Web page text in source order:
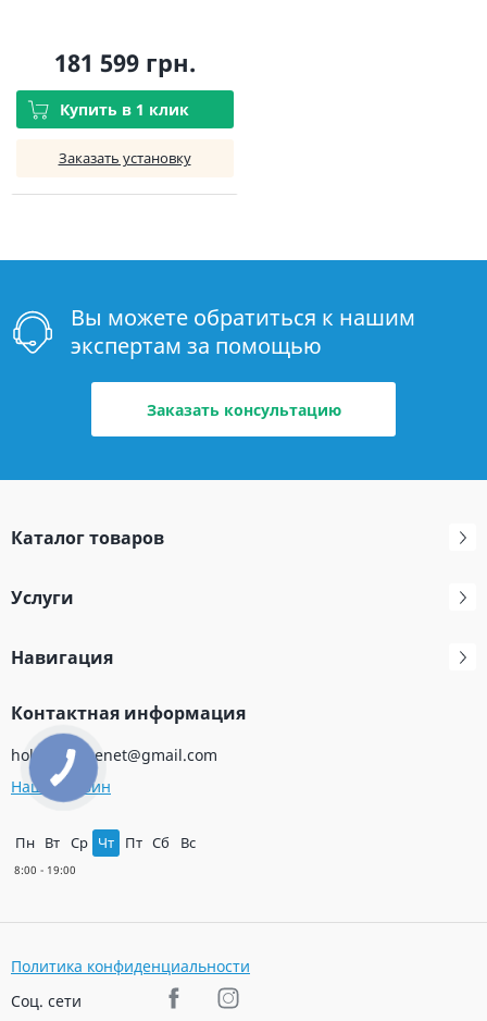
181 599 грн.
Купить в 1 клик
Заказать установку
Вы можете обратиться к нашим
экспертам за помощью
Заказать консультацию
Каталог товаров
Услуги
Навигация
Контактная информация
holodservicenet@gmail.com
Наш магазин
Пн Вт Ср Чт Пт Сб Вс
Политика конфиденциальности
Соц. сети